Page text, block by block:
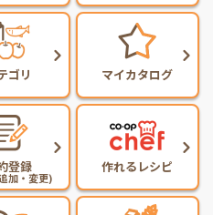
ゴリ マイカタログ
登録
加・変更)
作れるレシピ